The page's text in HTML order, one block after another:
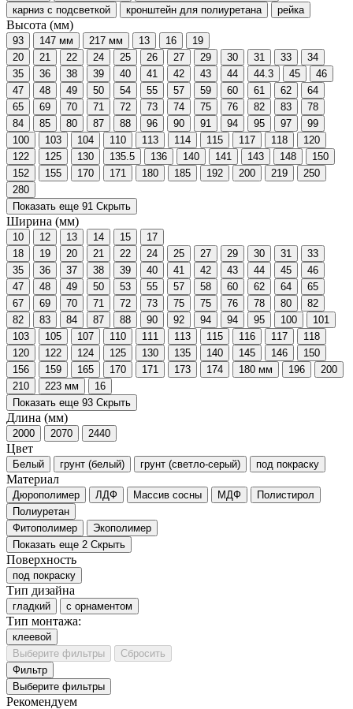
карниз с подсветкой
кронштейн для полиуретана рейка
Высота (мм)
93 147 мм 217 мм 13 16
19
20
21 22 24 25 26 27 29 30 31 33
34
35
36 38 39 40 41 42 43 44 44.3 45
46
47
48 49 50 54 55 57 59 60 61 62
64
65
69 70 71 72 73 74 75 76 82 83
78
84
85 80 87 88 96 90 91 94 95 97
99
100
103 104 110 113 114 115 117 118
120
122
125 130 135.5 136 140 141 143 148
150
152
155 170 171 180 185 192 200 219
250
280
Показать еще 91 Скрыть
Ширина (мм)
10 12 13 14 15
17
18
19 20 21 22 24 25 27 29 30 31
33
35
36 37 38 39 40 41 42 43 44 45
46
47
48 49 50 53 55 57 58 60 62 64
65
67
69 70 71 72 73 75 75 76 78 80
82
82
83 84 87 88 90 92 94 94 95 100
101
103
105 107 110 111 113 115 116 117
118
120
122 124 125 130 135 140 145 146
150
156
159 165 170 171 173 174 180 мм 196
200
210
223 мм
16
Показать еще 93 Скрыть
Длина (мм)
2000 2070 2440
Цвет
Белый грунт (белый) грунт (светло-серый) под покраску
Материал
Дюрополимер ЛДФ Массив сосны МДФ
Полистирол
Полиуретан
Фитополимер
Экополимер
Показать еще 2 Скрыть
Поверхность
под покраску
Тип дизайна
гладкий с орнаментом
Тип монтажа:
клеевой
Выберите фильтры
Сбросить
Фильтр
Выберите фильтры
Рекомендуем